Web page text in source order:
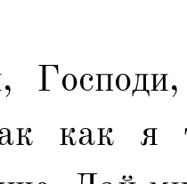
как я